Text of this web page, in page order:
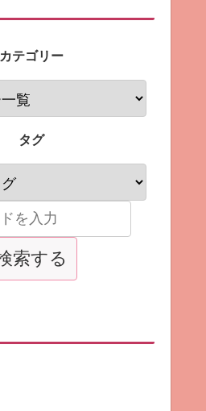
カテゴリー
タグ